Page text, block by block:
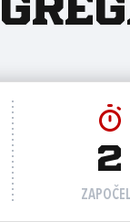
2